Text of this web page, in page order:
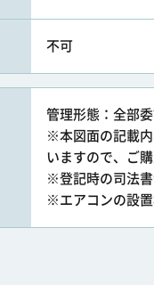
不可
管理形態：全部委
※本図面の記載内
いますので、ご
※登記時の司法
※エアコンの設置